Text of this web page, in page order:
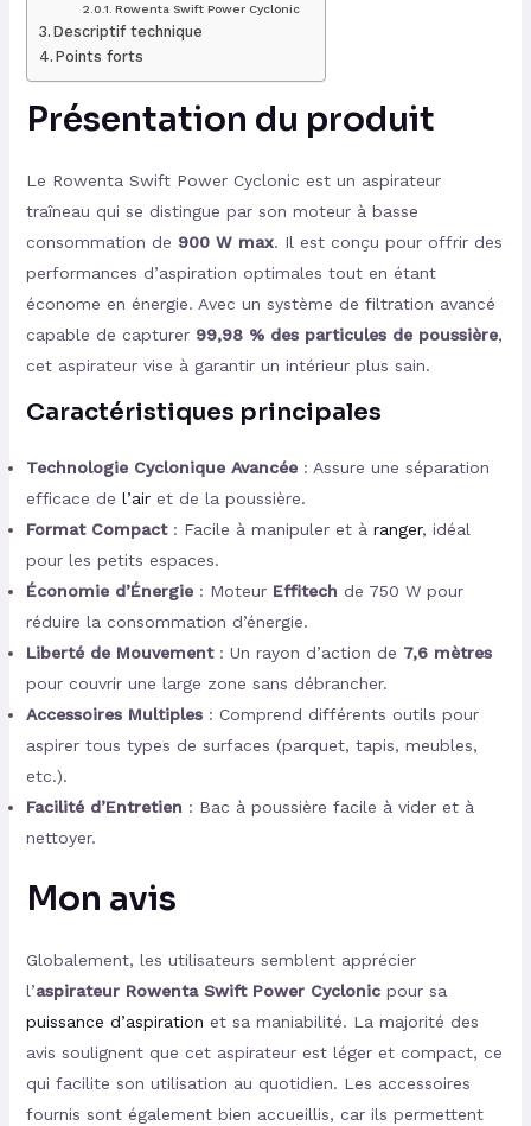
Rowenta Swift Power Cyclonic
Descriptif technique
Points forts
Présentation du produit
Le Rowenta Swift Power Cyclonic est un aspirateur
traîneau qui se distingue par son moteur à basse
consommation de 900 W max. Il est conçu pour offrir des
performances d’aspiration optimales tout en étant
économe en énergie. Avec un système de filtration avancé
capable de capturer 99,98 % des particules de poussière,
cet aspirateur vise à garantir un intérieur plus sain.
Caractéristiques principales
Technologie Cyclonique Avancée: Assure une séparation
efficace de l’airet de la poussière.
Format Compact: Facile à manipuler et à ranger, idéal
pour les petits espaces.
Économie d’Énergie: Moteur Effitech de 750 W pour
réduire la consommation d’énergie.
Liberté de Mouvement: Un rayon d’action de 7,6 mètres
pour couvrir une large zone sans débrancher.
Accessoires Multiples: Comprend différents outils pour
aspirer tous types de surfaces (parquet, tapis, meubles,
etc.).
Facilité d’Entretien : Bac à poussière facile à vider et à
nettoyer.
Mon avis
Globalement, les utilisateurs semblent apprécier
l’aspirateur Rowenta Swift Power Cyclonicpour sa
puissance d’aspiration et sa maniabilité. La majorité des
avis soulignent que cet aspirateur est léger et compact, ce
qui facilite son utilisation au quotidien. Les accessoires
fournis sont également bien accueillis, car ils permettent